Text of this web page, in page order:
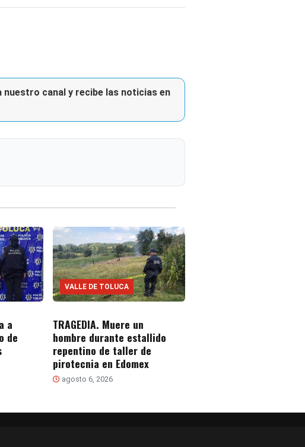
nuestro canal y recibe las noticias en
a
de
VALLE DE TOLUCA
TRAGEDIA. Muere un
hombre durante estallido
repentino de taller de
pirotecnia en Edomex
agosto 6, 2026